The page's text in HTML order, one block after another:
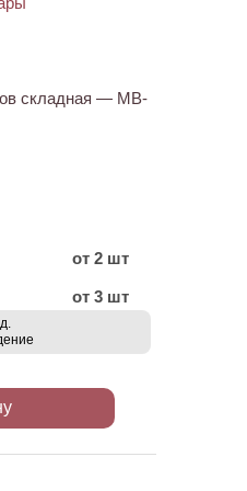
складная — MB-
от 2 шт
от 3 шт